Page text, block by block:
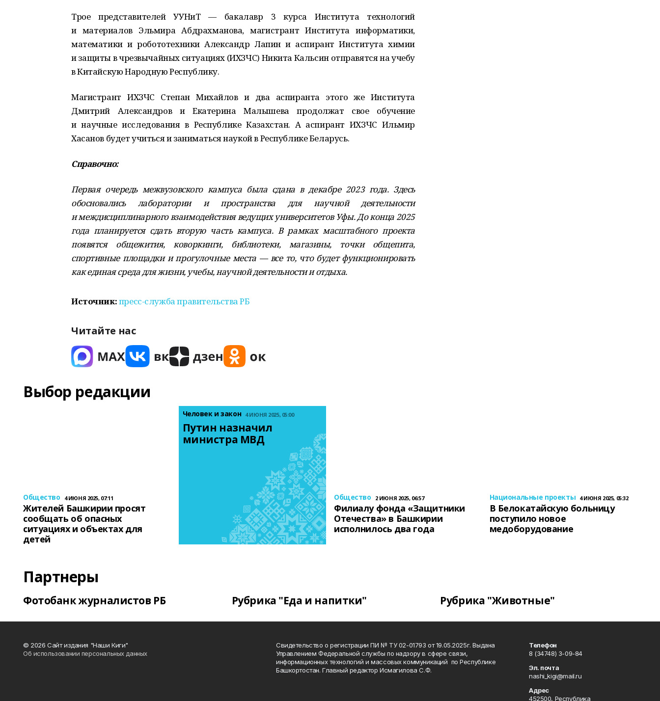
Трое представителей УУНиТ — бакалавр 3 курса Института технологий
и материалов Эльмира Абдрахманова, магистрант Института информатики,
математики и робототехники Александр Лапин и аспирант Института химии
и защиты в чрезвычайных ситуациях (ИХЗЧС) Никита Кальсин отправятся на учебу
в Китайскую Народную Республику.
Магистрант ИХЗЧС Степан Михайлов и два аспиранта этого же Института
Дмитрий Александров и Екатерина Малышева продолжат свое обучение
и научные исследования в Республике Казахстан. А аспирант ИХЗЧС Ильмир
Хасанов будет учиться и заниматься наукой в Республике Беларусь.
Справочно:
Первая очередь межвузовского кампуса была сдана в декабре 2023 года. Здесь
обосновались лаборатории и пространства для научной деятельности
и междисциплинарного взаимодействия ведущих университетов Уфы. До конца 2025
года планируется сдать вторую часть кампуса. В рамках масштабного проекта
появятся общежития, коворкинги, библиотеки, магазины, точки общепита,
спортивные площадки и прогулочные места — все то, что будет функционировать
как единая среда для жизни, учебы, научной деятельности и отдыха.
Источник:пресс-служба правительства РБ
Читайте нас
Выбор редакции
Общество 4 ИЮНЯ 2025, 07:11
Жителей Башкирии просят
сообщать об опасных
ситуациях и объектах для
детей
Человек и закон 4 ИЮНЯ 2025, 05:00
Путин назначил
министра МВД
Общество 2 ИЮНЯ 2025, 06:57
Филиалу фонда «Защитники
Отечества» в Башкирии
исполнилось два года
Национальные проекты 4 ИЮНЯ 2025, 05:32
В Белокатайскую больницу
поступило новое
медоборудование
Партнеры
Фотобанк журналистов РБ Рубрика "Еда и напитки" Рубрика "Животные"
© 2026 Сайт издания "Наши Киги"
Об использовании персональных данных
Свидетельство о регистрации ПИ № ТУ 02-01793 от 19.05.2025г. Выдана
Управлением Федеральной службы по надзору в сфере связи,
информационных технологий и массовых коммуникаций по Республике
Башкортостан. Главный редактор Исмагилова С.Ф.
Телефон
8 (34748) 3-09-84
Эл. почта
nashi_kigi@mail.ru
Адрес
452500, Республика